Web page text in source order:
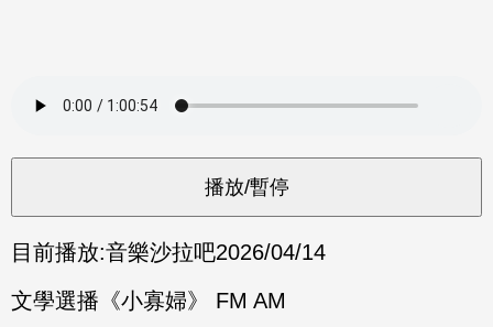
目前播放:音樂沙拉吧2026/04/14
文學選播《小寡婦》 FM AM